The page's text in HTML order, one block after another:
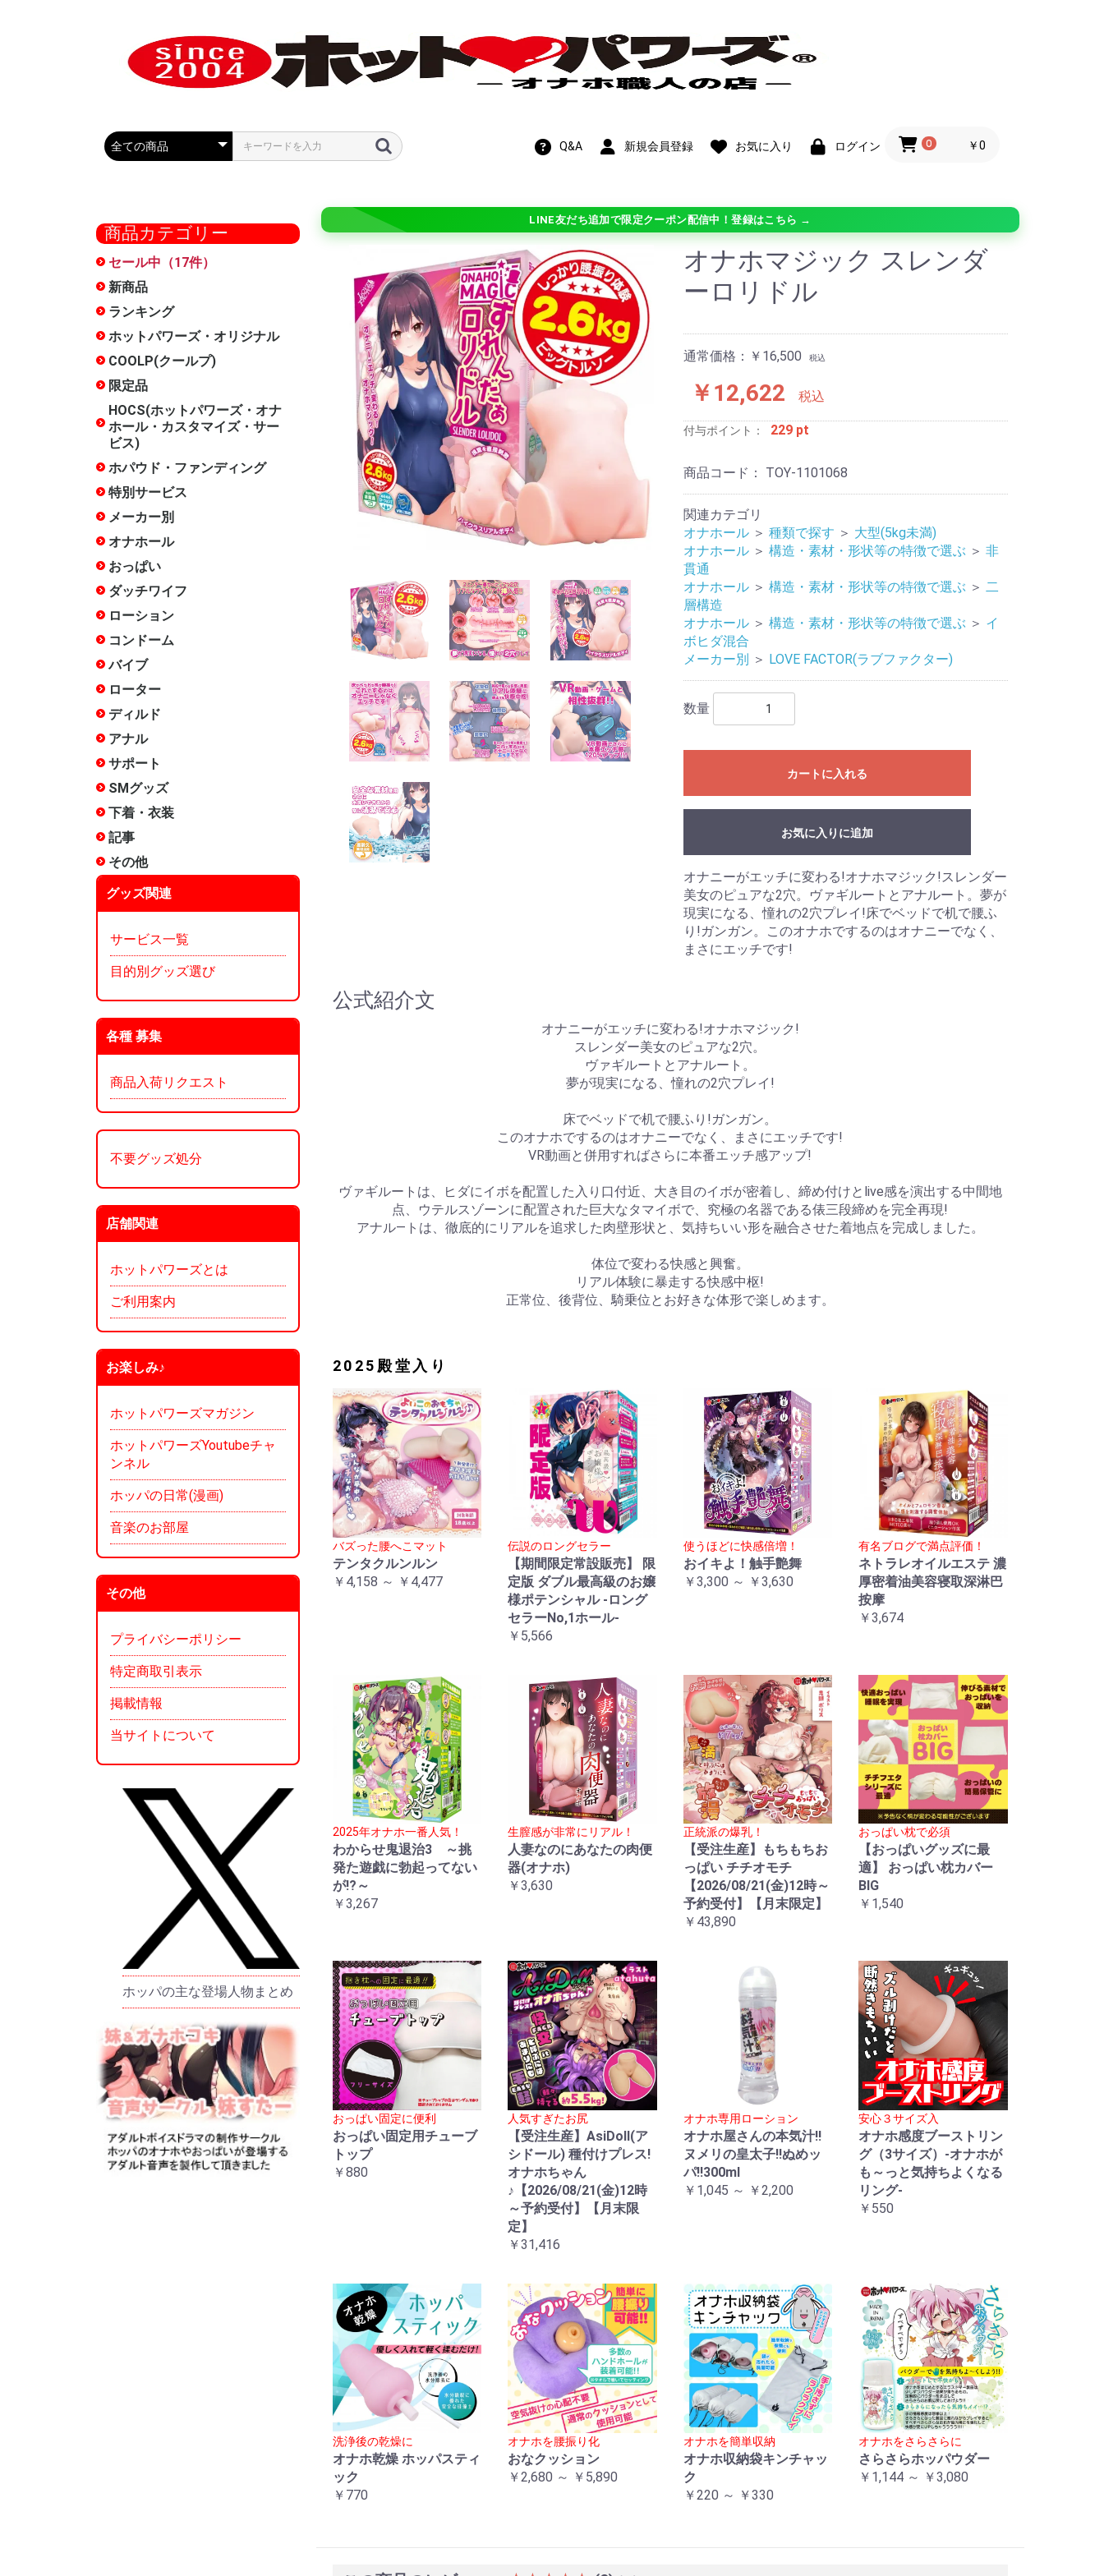
Q&A 新規会員登録 お気に入り ログイン 0 ￥0
商品カテゴリー
セール中（17件）
COOLP新作！期間限定
最大50%OFF!在庫処分セ
新商品
ランキング
ホットパワーズ・オリジナル
大型商品
オナホール
おっぱい
HOCS(ホットパワーズ・
オナホール・カスタマイ
ズ・サービス)
ローション
メンテナンス
お得セット
特別サービス
METEO(メテオ) ギチ硬(+3)
バリ硬(+2)
硬(+1)
普通(0)
柔(-1)
バリ柔(-2)
ふわ柔(-3)
フェラ魔チオ シリーズ
触手裏剣 シリーズ
オナホ文学
COOLP(クールプ)
限定品
水曜限定品
月末限定品
常設限定品
HOCS(ホットパワーズ・オナ
ホール・カスタマイズ・サー
ビス)
ホパウド・ファンディング
終了したプロジェクト
特別サービス
20周年記念
17周年記念
15周年記念
14周年記念
12周年記念
10周年記念
終了したサービス
メーカー別
ホットパワーズ
COOLP(クールプ)
あいさぽーと
アイザムジャパン
アイザムファクトリー
いけぶくろTOYS
エースゼロワン
エーワン
エンジョイトイズ
岡田快適生活研究所
オカモト株式会社
おながん
ガーデン
キテルキテル
相模ゴム工業
ジャパンメディカル社
スカットスッキリ
ソフトオンデマンド
タマトイズ
チクワーク
木偶の坊
トイズ・サカイ
トイズハート
トベルカ
中島化学産業株式会社
日暮里ギフト
ハトプラ
ハトプラ(旧:エグゼ)
ハトプラ(旧:G
ハトプラ(旧:PPP)
ハナミスイ
ファンタスティックベイ
ビー/FANTASTICBABY
不二ラテックス社
プライム
フレッシュライト
フレンド技研
フロンティアジャパン
マジックアイズ
マックスビジョン
メルシー
リグレジャパン
ワールド工芸
ワイルドワン
ANEROS アネロス
CBTGOODS
EROX Starfire
EXECUTE(エクゼキュー
Fillworks
JAPANTOYZ
JOYBOX
KISS-ME-LOVE(ラブク
KTファクトリー
Libido Lab
LOVE FACTOR(ラブファ
M-ZAKKA
maccos japan
MEN'S MAX (メンズマッ
Mode-design(モードデ
NOTOWA(ノトワ)
OXBALLS
PEACH TOYS
PF-BRAND
RIDE JAPAN
SSI JAPAN
Tokyo Libido
TOYKULjapan
toy'screate
YELOLAB (イエロラボ)
オナホール
小型オナホール
ハンドホール
カップ
電動 亀頭専用マッサージャー
ピストン
バーチャルリアリティ
フェラオナホール
アナル
大型(5kg未満)
超大型(5kg以上)
ダッチワイフ対応
オナホ固定具
おっぱい
床オナ
コラボ企画
メンテナンス・アクセサ
特殊
非貫通
貫通
やや柔らかい
柔らかい
普通
やや固い
固い
発泡素材
透明素材
有機体加工
ギャップ二層構造
二層構造
三層構造
多層構造
特殊造形
処女膜ギミック
子宮ギミック
イボヒダ混合
イボ
ヒダ
膜ヒダ
2穴ホール
スパイラル
触手/ヒモ
ロリ
すじまん
アニメパロディ
無次元構造
リアル
AV女優
トルソー
特殊構造
すじまん
ぷにばーじん
ぷにあな
セブンティーン
ヴァージンループ
名器
半熟サキュバス
ポンコツ
真実の口
A10ピストンSA
A10サイクロンSA
床オナ式
おっぱい
ダッチワイフ
インサートエアピロー
インサートエアピロー
インサートボディピロー
インサート二股エアピロ
インサート二股クッショ
ンピロー
インサートハグピロー
箱化インサートエアピロ
リアルラブドール
エンジェリックドール
クッション ふぇありーどーる
アクセサリ その他
空気少女
LOVE BODY
ローション
ホッパオリジナル
オナホ専用
手コキ用
アナル用
肌に優しい
色・味・香りつき
セックスにおすすめ
洗い不要
アストログライド
大容量(1L以上)
女優ローション
お風呂用
コンドーム
フィット
簡単装着
ローションたっぷり
つぶつぶ
指サック
バイブ
Sサイズ(16cmまでの短
めサイズ)
Mサイズ(17cm～20cm
までの標準サイズ)
Lサイズ(21cm以上の大
きめサイズ)
クリバイブあり
クリバイブなし
バイブアクセサリ
ローター
たまご型
スティック
遠隔操作
リモコン
電マ アタッチメント
生活防水
クリトリス＆乳首用
ディルド
みちのく
天上天下
吸盤あり
吸盤なし
ペニスバンド
アナル
電動(振動のみ)
電動(スイングあり)
アナルローション
プラグ・拡張
アナル洗浄
エネマグラ
メテオール
ANEROS アネロス
NEXUS ネクサス
サポート
包茎矯正
SMグッズ
アイマスク
ボディクリップ
縄・ロープ
その他拘束
ローソク
尿道グッズ
メテオール
下着・衣装
ランジェリー
コスチューム
タマトイズ
使用済み
記事
タイプ別・目的別グッズ
インデックス
漫画:ホッパの日常(351
漫画:ホッパの日常(201
漫画:ホッパの日常(251
漫画:ホッパの日常(151
漫画:ホッパの日常(121
漫画:ホッパの日常(91～
漫画:ホッパの日常(61～
漫画:ホッパの日常(31～
漫画:ホッパの日常(1～
オナホ文学
オナホールコラム
オナホールのある風俗店
みくらのコレ知ってん
ぴょん吉のチン性活
愛とSEXと星占い
その他
メンテナンス
グッズ関連
サービス一覧
目的別グッズ選び
各種 募集
商品入荷リクエスト
不要グッズ処分
店舗関連
ホットパワーズとは
ご利用案内
お楽しみ♪
ホットパワーズマガジン
ホットパワーズYoutubeチャ
ンネル
ホッパの日常(漫画)
音楽のお部屋
その他
プライバシーポリシー
特定商取引表示
掲載情報
当サイトについて
ホッパの主な登場人物まとめ
LINE友だち追加で限定クーポン配信中！登録はこちら →
オナホマジック スレンダ
ーロリドル
通常価格：￥16,500 税込
￥12,622 税込
付与ポイント： 229 pt
商品コード： TOY-1101068
関連カテゴリ
オナホール ＞ 種類で探す ＞ 大型(5kg未満)
オナホール ＞ 構造・素材・形状等の特徴で選ぶ ＞ 非
貫通
オナホール ＞ 構造・素材・形状等の特徴で選ぶ ＞ 二
層構造
オナホール ＞ 構造・素材・形状等の特徴で選ぶ ＞ イ
ボヒダ混合
メーカー別 ＞ LOVE FACTOR(ラブファクター)
数量
カートに入れる
お気に入りに追加
オナニーがエッチに変わる!オナホマジック!スレンダー
美女のピュアな2穴。ヴァギルートとアナルート。夢が
現実になる、憧れの2穴プレイ!床でベッドで机で腰ふ
り!ガンガン。このオナホでするのはオナニーでなく、
まさにエッチです!
公式紹介文
オナニーがエッチに変わる!オナホマジック!
スレンダー美女のピュアな2穴。
ヴァギルートとアナルート。
夢が現実になる、憧れの2穴プレイ!
床でベッドで机で腰ふり!ガンガン。
このオナホでするのはオナニーでなく、まさにエッチです!
VR動画と併用すればさらに本番エッチ感アップ!
ヴァギルートは、ヒダにイボを配置した入り口付近、大き目のイボが密着し、締め付けとlive感を演出する中間地
点、ウテルスゾーンに配置された巨大なタマイボで、究極の名器である俵三段締めを完全再現!
アナル―トは、徹底的にリアルを追求した肉壁形状と、気持ちいい形を融合させた着地点を完成しました。
体位で変わる快感と興奮。
リアル体験に暴走する快感中枢!
正常位、後背位、騎乗位とお好きな体形で楽しめます。
2025殿堂入り
バズった腰へこマット
テンタクルンルン
￥4,158 ～ ￥4,477
伝説のロングセラー
【期間限定常設販売】 限
定版 ダブル最高級のお嬢
様ポテンシャル -ロング
セラーNo,1ホール-
￥5,566
使うほどに快感倍増！
おイキよ！触手艶舞
￥3,300 ～ ￥3,630
有名ブログで満点評価！
ネトラレオイルエステ 濃
厚密着油美容寝取深淋巴
按摩
￥3,674
2025年オナホ一番人気！
わからせ鬼退治3 ～挑
発た遊戯に勃起ってない
が!?～
￥3,267
生膣感が非常にリアル！
人妻なのにあなたの肉便
器(オナホ)
￥3,630
正統派の爆乳！
【受注生産】もちもちお
っぱい チチオモチ
【2026/08/21(金)12時～
予約受付】【月末限定】
￥43,890
おっぱい枕で必須
【おっぱいグッズに最
適】 おっぱい枕カバー
BIG
￥1,540
おっぱい固定に便利
おっぱい固定用チューブ
トップ
￥880
人気すぎたお尻
【受注生産】AsiDoll(ア
シドール) 種付けプレス!
オナホちゃん
♪【2026/08/21(金)12時
～予約受付】【月末限
定】
￥31,416
オナホ専用ローション
オナホ屋さんの本気汁!!
ヌメリの皇太子!!ぬめッ
パ!!300ml
￥1,045 ～ ￥2,200
安心３サイズ入
オナホ感度ブーストリン
グ（3サイズ）-オナホが
も～っと気持ちよくなる
リング-
￥550
洗浄後の乾燥に
オナホ乾燥 ホッパスティ
ック
￥770
オナホを腰振り化
おなクッション
￥2,680 ～ ￥5,890
オナホを簡単収納
オナホ収納袋キンチャッ
ク
￥220 ～ ￥330
オナホをさらさらに
さらさらホッパウダー
￥1,144 ～ ￥3,080